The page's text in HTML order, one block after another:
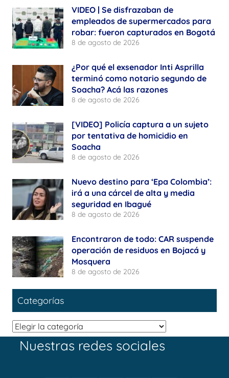
VIDEO | Se disfrazaban de
empleados de supermercados para
robar: fueron capturados en Bogotá
8 de agosto de 2026
¿Por qué el exsenador Inti Asprilla
terminó como notario segundo de
Soacha? Acá las razones
8 de agosto de 2026
[VIDEO] Policía captura a un sujeto
por tentativa de homicidio en
Soacha
8 de agosto de 2026
Nuevo destino para ‘Epa Colombia’:
irá a una cárcel de alta y media
seguridad en Ibagué
8 de agosto de 2026
Encontraron de todo: CAR suspende
operación de residuos en Bojacá y
Mosquera
8 de agosto de 2026
Categorías
Categorías
Nuestras redes sociales